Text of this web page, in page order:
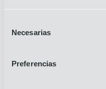
Necesarias
Preferencias
Logística de proyectos
Gestión de materias primas
Transporte de terrestre